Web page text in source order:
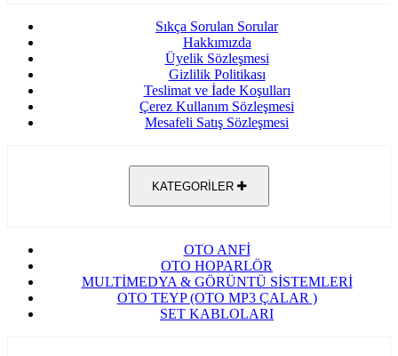
Sıkça Sorulan Sorular
Hakkımızda
Üyelik Sözleşmesi
Gizlilik Politikası
Teslimat ve İade Koşulları
Çerez Kullanım Sözleşmesi
Mesafeli Satış Sözleşmesi
KATEGORİLER
OTO ANFİ
OTO HOPARLÖR
MULTİMEDYA & GÖRÜNTÜ SİSTEMLERİ
OTO TEYP (OTO MP3 ÇALAR )
SET KABLOLARI